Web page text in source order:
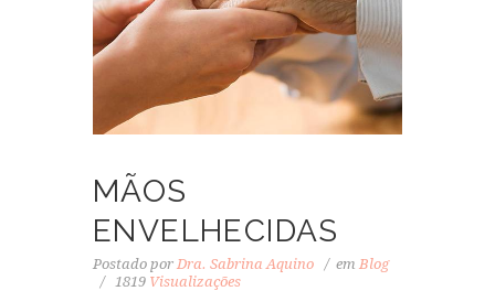
MÃOS
ENVELHECIDAS
Postado por Dra. Sabrina Aquino em Blog
1819 Visualizações